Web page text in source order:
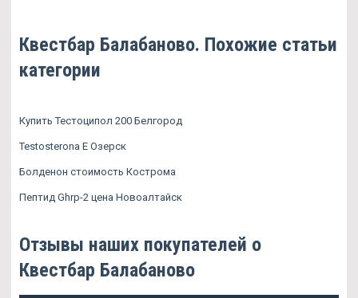
Квестбар Балабаново. Похожие статьи
категории
Купить Тестоципол 200 Белгород
Testosterona E Озерск
Болденон стоимость Кострома
Пептид Ghrp-2 цена Новоалтайск
Отзывы наших покупателей о
Квестбар Балабаново